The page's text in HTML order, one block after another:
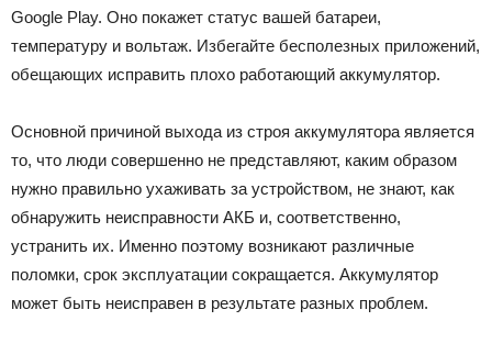
Google Play. Оно покажет статус вашей батареи,
температуру и вольтаж. Избегайте бесполезных приложений,
обещающих исправить плохо работающий аккумулятор.
Основной причиной выхода из строя аккумулятора является
то, что люди совершенно не представляют, каким образом
нужно правильно ухаживать за устройством, не знают, как
обнаружить неисправности АКБ и, соответственно,
устранить их. Именно поэтому возникают различные
поломки, срок эксплуатации сокращается. Аккумулятор
может быть неисправен в результате разных проблем.